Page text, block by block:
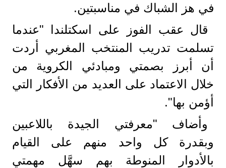
في هز الشباك في مناسبتين.
قال عقب الفوز على اسكتلندا "عندما
تسلمت تدريب المنتخب المغربي أردت
أن أبرز بصمتي ومبادئي الكروية من
خلال الاعتماد على العديد من الأفكار التي
أؤمن بها".
وأضاف "معرفتي الجيدة باللاعبين
وبقدرة كل واحد منهم على القيام
بالأدوار المنوطة بهم سهَّل مهمتي